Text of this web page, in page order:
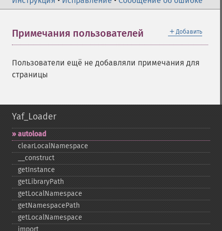
＋ Добавить
Примечания пользователей
Пользователи ещё не добавляли примечания для
страницы
Yaf_Loader
autoload
clearLocalNamespace
_​_​construct
getInstance
getLibraryPath
getLocalNamespace
getNamespacePath
getLocalNamespace
import